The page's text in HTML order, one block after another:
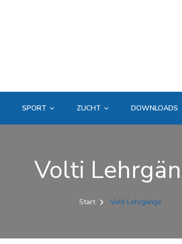
SPORT ZUCHT DOWNLOADS
Volti
Start Volti Lehrgänge